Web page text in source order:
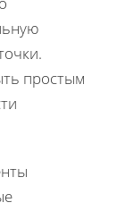
простым